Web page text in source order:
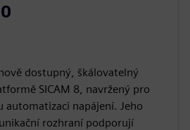
dostupný, škálovatelný
SICAM 8, navržený pro
automatizaci napájení. Jeho
rozhraní podporují